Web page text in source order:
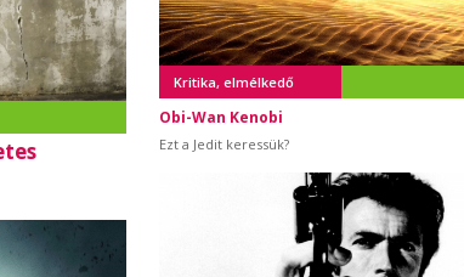
Kritika, elmélkedő
Obi-Wan Kenobi
Ezt a Jedit keressük?